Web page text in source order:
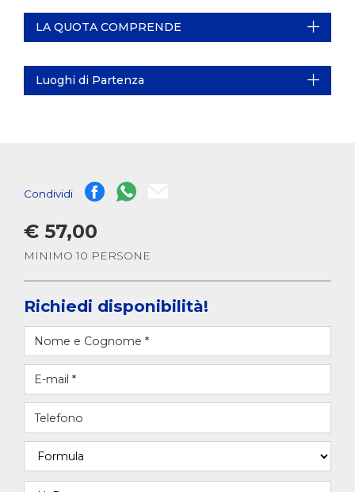
LA QUOTA COMPRENDE
Luoghi di Partenza
Condividi
€ 57,00
MINIMO 10 PERSONE
Richiedi disponibilità!